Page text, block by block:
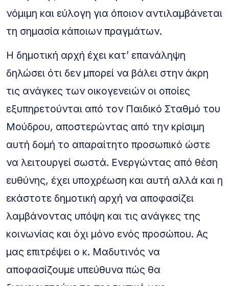
νόμιμη και εύλογη για όποιον αντιλαμβάνεται
τη σημασία κάποιων πραγμάτων.
Η δημοτική αρχή έχει κατ’ επανάληψη
δηλώσει ότι δεν μπορεί να βάλει στην άκρη
τις ανάγκες των οικογενειών οι οποίες
εξυπηρετούνται από τον Παιδικό Σταθμό του
Μούδρου, αποστερώντας από την κρίσιμη
αυτή δομή το απαραίτητο προσωπικό ώστε
να λειτουργεί σωστά. Ενεργώντας από θέση
ευθύνης, έχει υποχρέωση και αυτή αλλά και η
εκάστοτε δημοτική αρχή να αποφασίζει
λαμβάνοντας υπόψη και τις ανάγκες της
κοινωνίας και όχι μόνο ενός προσώπου. Ας
μας επιτρέψει ο κ. Μαδυτινός να
αποφασίζουμε υπεύθυνα πώς θα